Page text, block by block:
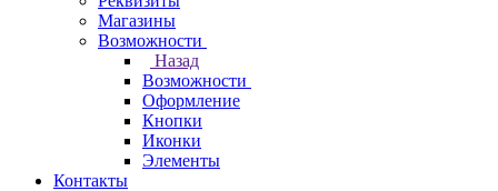
Магазины
Возможности
Назад
Возможности
Оформление
Кнопки
Иконки
Элементы
Контакты